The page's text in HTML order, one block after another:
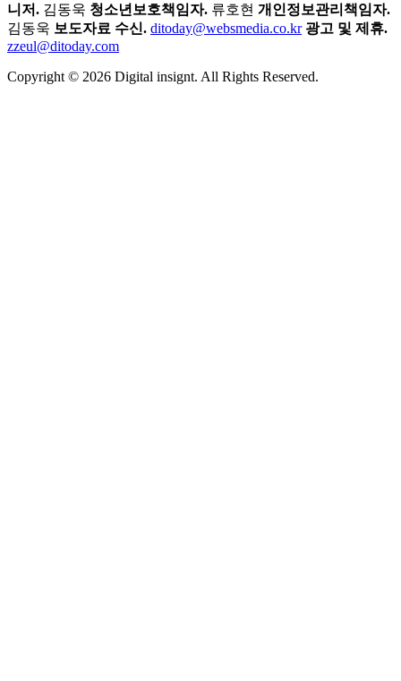
니저. 김동욱 청소년보호책임자. 류호현 개인정보관리책임자.
김동욱 보도자료 수신. ditoday@websmedia.co.kr 광고 및 제휴.
zzeul@ditoday.com
Copyright © 2026 Digital insignt. All Rights Reserved.